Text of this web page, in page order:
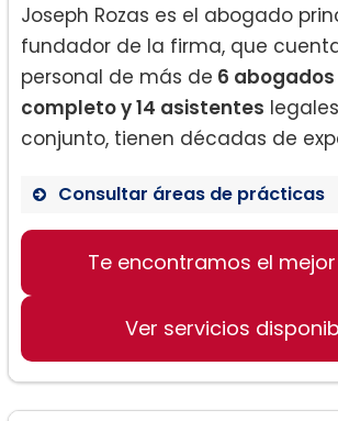
Joseph Rozas es el abogado
fundador de la firma, que
personal de más de 6
completo y 14 asistentes
conjunto, tienen décadas de
Consultar áreas de prácticas
Derecho de Inmigración
Derecho de Familia
Te encontramos el
Ver servicios